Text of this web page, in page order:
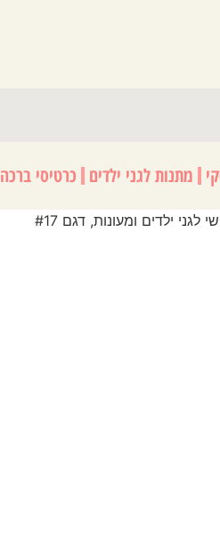
מתנות לגני ילדים כרטיסי ברכה
ילדים ומעונות, דגם #17